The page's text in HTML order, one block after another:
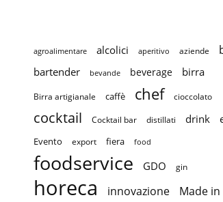
agroalimentare alcolici aperitivo aziende
bartender bevande beverage birra
Birra artigianale caffè chef cioccolato
cocktail Cocktail bar distillati drink
Evento export fiera food
foodservice GDO gin
horeca innovazione Made